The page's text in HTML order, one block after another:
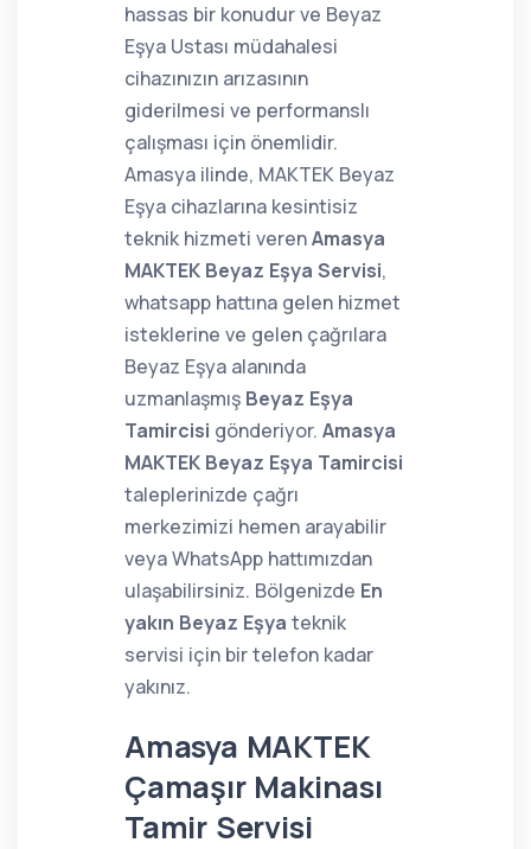
hassas bir konudur ve Beyaz
Eşya Ustası müdahalesi
cihazınızın arızasının
giderilmesi ve performanslı
çalışması için önemlidir.
Amasya ilinde, MAKTEK Beyaz
Eşya cihazlarına kesintisiz
teknik hizmeti verenAmasya
MAKTEK Beyaz Eşya Servisi,
whatsapp hattına gelen hizmet
isteklerine ve gelen çağrılara
Beyaz Eşya alanında
uzmanlaşmış Beyaz Eşya
Tamircisi gönderiyor. Amasya
MAKTEK Beyaz Eşya Tamircisi
taleplerinizde çağrı
merkezimizi hemen arayabilir
veya WhatsApp hattımızdan
ulaşabilirsiniz. Bölgenizde En
yakın Beyaz Eşya teknik
servisi için bir telefon kadar
yakınız.
Amasya MAKTEK
Çamaşır Makinası
Tamir Servisi